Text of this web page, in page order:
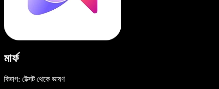
মার্ফ
বিভাগ: টেক্সট থেকে ভাষণ